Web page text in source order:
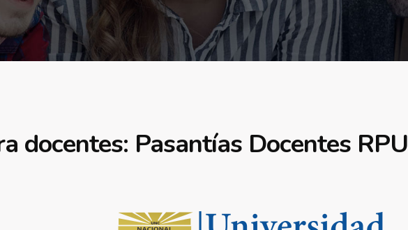
docentes: Pasantías Docentes